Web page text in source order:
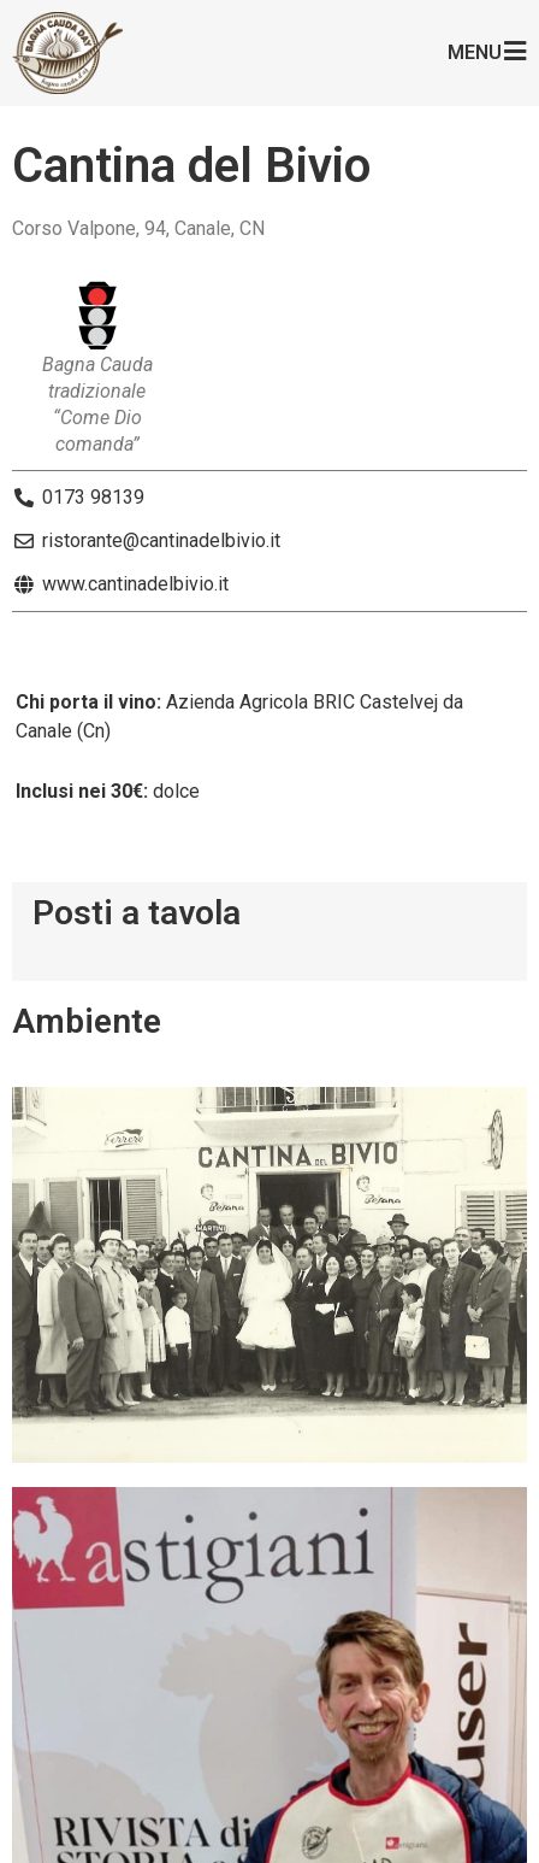
MENU
Cantina del Bivio
Corso Valpone, 94, Canale, CN
Bagna Cauda
tradizionale
“Come Dio
comanda”
0173 98139
ristorante@cantinadelbivio.it
www.cantinadelbivio.it
Chi porta il vino: Azienda Agricola BRIC Castelvej da
Canale (Cn)
Inclusi nei 30€: dolce
Posti a tavola
Ambiente